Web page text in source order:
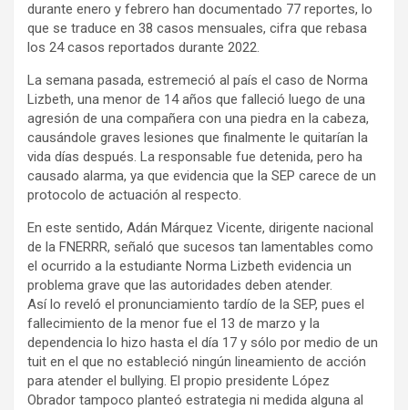
durante enero y febrero han documentado 77 reportes, lo
que se traduce en 38 casos mensuales, cifra que rebasa
los 24 casos reportados durante 2022.
La semana pasada, estremeció al país el caso de Norma
Lizbeth, una menor de 14 años que falleció luego de una
agresión de una compañera con una piedra en la cabeza,
causándole graves lesiones que finalmente le quitarían la
vida días después. La responsable fue detenida, pero ha
causado alarma, ya que evidencia que la SEP carece de un
protocolo de actuación al respecto.
En este sentido, Adán Márquez Vicente, dirigente nacional
de la FNERRR, señaló que sucesos tan lamentables como
el ocurrido a la estudiante Norma Lizbeth evidencia un
problema grave que las autoridades deben atender.
Así lo reveló el pronunciamiento tardío de la SEP, pues el
fallecimiento de la menor fue el 13 de marzo y la
dependencia lo hizo hasta el día 17 y sólo por medio de un
tuit en el que no estableció ningún lineamiento de acción
para atender el bullying. El propio presidente López
Obrador tampoco planteó estrategia ni medida alguna al